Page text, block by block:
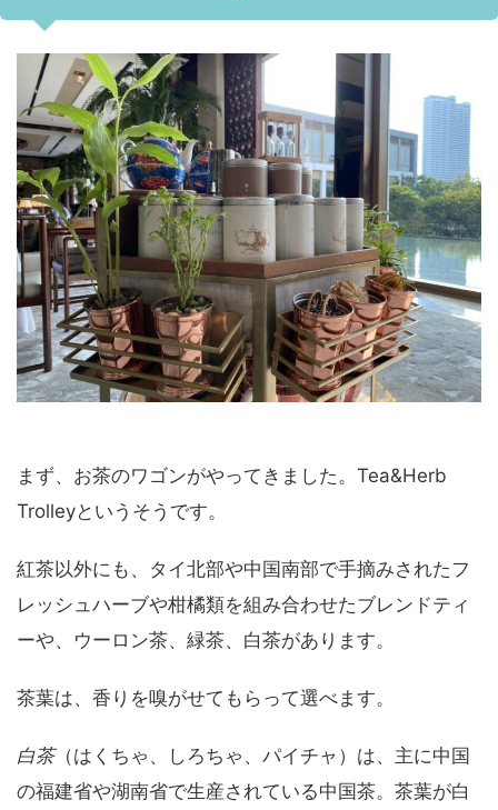
まず、お茶のワゴンがやってきました。Tea&Herb
Trolleyというそうです。
紅茶以外にも、タイ北部や中国南部で手摘みされたフ
レッシュハーブや柑橘類を組み合わせたブレンドティ
ーや、ウーロン茶、緑茶、白茶があります。
茶葉は、香りを嗅がせてもらって選べます。
白茶（はくちゃ、しろちゃ、パイチャ）は、主に中国
の福建省や湖南省で生産されている中国茶。茶葉が白